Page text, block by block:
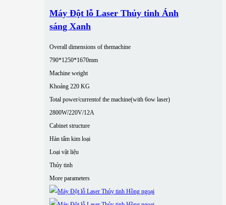
Máy Đột lỗ Laser Thủy tinh Ánh
sáng Xanh
Overall dimensions of themachine
790*1250*1670mm
Machine weight
Khoảng 220 KG
Total power/currentof the machine(with 6ow laser)
2800W/220V/12A
Cabinet structure
Hàn tấm kim loại
Loại vật liệu
Thủy tinh
More parameters